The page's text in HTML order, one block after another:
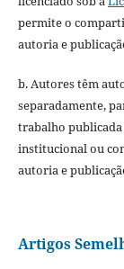
permite o
autoria e
b. Autores têm
separadamente,
trabalho
institucional ou
autoria e
Artigos